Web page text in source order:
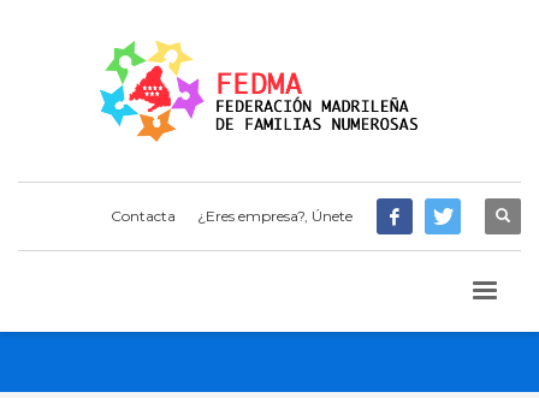
Contacta ¿Eres empresa?, Únete